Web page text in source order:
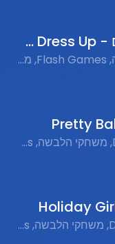
הלבשת בת הים - Mermaid Dress Up
Dress-Up, הלבשה, Flash Games, משחקי פלאש נוסטלגים
Dress Up Games, משחקי הלבשה, Flash Games, משחקי פלאש, Role Playing Games, משחקי תפקידים
Dress-Up Games, משחקי הלבשה, Flash Games, משחקי פלאש נוסטלגים